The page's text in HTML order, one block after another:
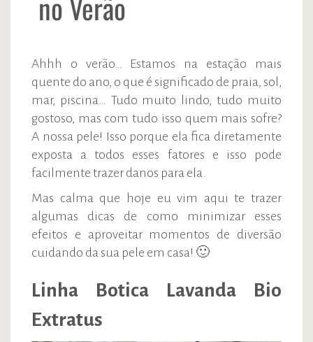
Ahhh o verão… Estamos na estação mais
quente do ano, o que é significado de praia, sol,
mar, piscina… Tudo muito lindo, tudo muito
gostoso, mas com tudo isso quem mais sofre?
A nossa pele! Isso porque ela fica diretamente
exposta a todos esses fatores e isso pode
facilmente trazer danos para ela.
Mas calma que hoje eu vim aqui te trazer
algumas dicas de como minimizar esses
efeitos e aproveitar momentos de diversão
cuidando da sua pele em casa! 🙂
Linha Botica Lavanda Bio
Extratus